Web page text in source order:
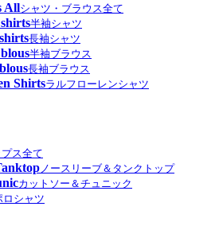
Allシャツ・ブラウス全て
半袖シャツ
長袖シャツ
半袖ブラウス
長袖ブラウス
Shirtsラルフローレンシャツ
プス全て
ノースリーブ＆タンクトップ
カットソー＆チュニック
ロシャツ